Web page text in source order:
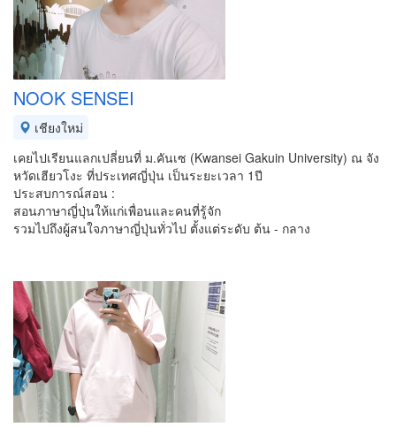
NOOK SENSEI
เชียงใหม่
เคยไปเรียนแลกเปลี่ยนที่ ม.คันเซ (Kwansei Gakuin University) ณ จัง
หวัดเฮียวโงะ ที่ประเทศญี่ปุ่น เป็นระยะเวลา 1ปี
ประสบการณ์สอน :
สอนภาษาญี่ปุ่นให้แก่เพื่อนและคนที่รู้จัก
รวมไปถึงผู้สนใจภาษาญี่ปุ่นทั่วไป ตั้งแต่ระดับ ต้น - กลาง